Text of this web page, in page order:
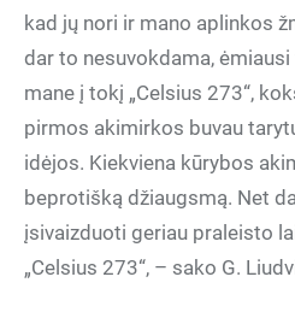
kad jų nori ir mano aplinkos
dar to nesuvokdama,
mane į tokį „Celsius 273“,
pirmos akimirkos buvau
idėjos. Kiekviena kūrybos
beprotišką džiaugsmą. Net
įsivaizduoti geriau praleisto
„Celsius 273“, – sako G.